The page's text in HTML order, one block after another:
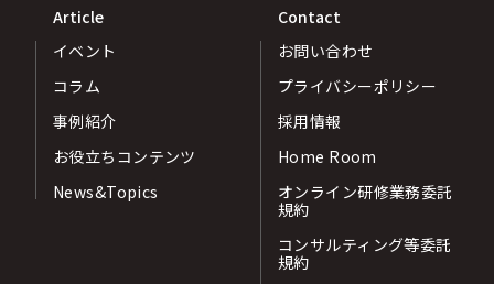
Article
イベント
コラム
事例紹介
お役立ちコンテンツ
News&Topics
Contact
お問い合わせ
プライバシーポリシー
採用情報
Home Room
オンライン研修業務委託
規約
コンサルティング等委託
規約